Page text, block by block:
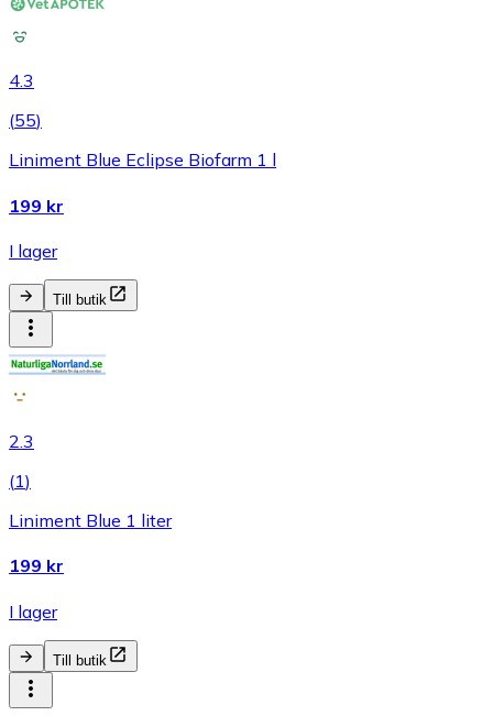
4.3
(55)
Liniment Blue Eclipse Biofarm 1 l
199 kr
I lager
Till butik
2.3
(1)
Liniment Blue 1 liter
199 kr
I lager
Till butik